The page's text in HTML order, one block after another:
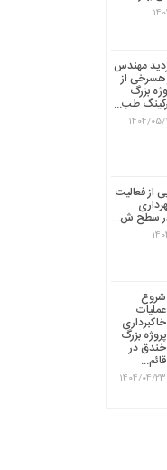
مهندس
از
بزرگ
طب...
1404/05/
از فعالیت
سطح ش...
شروع
عملیات
خاکبرداری
پروژه بزرگ
خندق در
قائم...
1404/04/23